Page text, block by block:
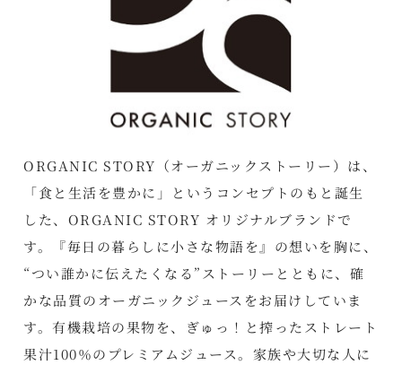
ORGANIC STORY（オーガニックストーリー）は、
「食と生活を豊かに」というコンセプトのもと誕生
した、ORGANIC STORY オリジナルブランドで
す。『毎日の暮らしに小さな物語を』の想いを胸に、
“つい誰かに伝えたくなる”ストーリーとともに、確
かな品質のオーガニックジュースをお届けしていま
す。有機栽培の果物を、ぎゅっ！と搾ったストレート
果汁100％のプレミアムジュース。家族や大切な人に